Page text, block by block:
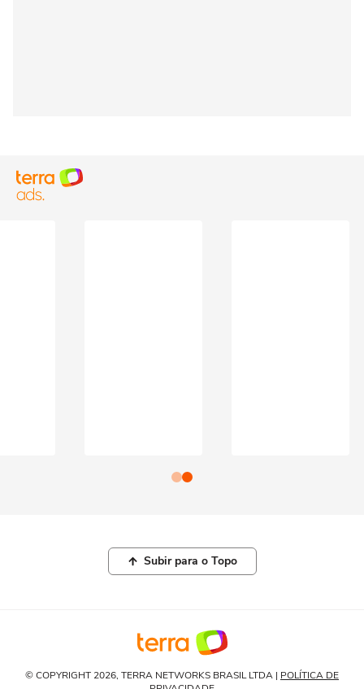
Subir para o Topo
© COPYRIGHT 2026, TERRA NETWORKS BRASIL LTDA | POLÍTICA DE